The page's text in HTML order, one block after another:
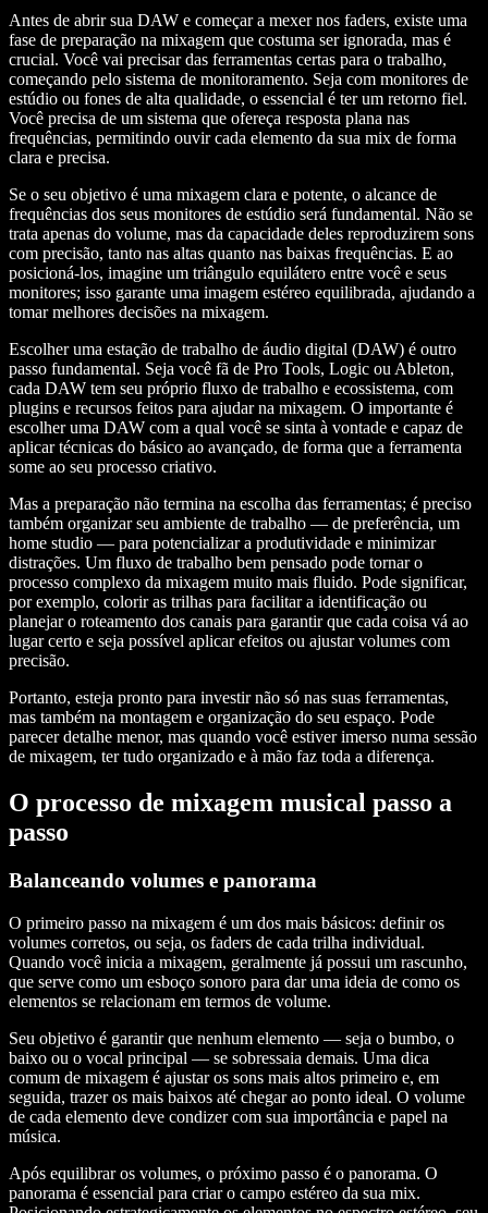
Antes de abrir sua DAW e começar a mexer nos faders, existe uma
fase de preparação na mixagem que costuma ser ignorada, mas é
crucial. Você vai precisar das ferramentas certas para o trabalho,
começando pelo sistema de monitoramento. Seja com monitores de
estúdio ou fones de alta qualidade, o essencial é ter um retorno fiel.
Você precisa de um sistema que ofereça resposta plana nas
frequências, permitindo ouvir cada elemento da sua mix de forma
clara e precisa.
Se o seu objetivo é uma mixagem clara e potente, o alcance de
frequências dos seus monitores de estúdio será fundamental. Não se
trata apenas do volume, mas da capacidade deles reproduzirem sons
com precisão, tanto nas altas quanto nas baixas frequências. E ao
posicioná-los, imagine um triângulo equilátero entre você e seus
monitores; isso garante uma imagem estéreo equilibrada, ajudando a
tomar melhores decisões na mixagem.
Escolher uma estação de trabalho de áudio digital (DAW) é outro
passo fundamental. Seja você fã de Pro Tools, Logic ou Ableton,
cada DAW tem seu próprio fluxo de trabalho e ecossistema, com
plugins e recursos feitos para ajudar na mixagem. O importante é
escolher uma DAW com a qual você se sinta à vontade e capaz de
aplicar técnicas do básico ao avançado, de forma que a ferramenta
some ao seu processo criativo.
Mas a preparação não termina na escolha das ferramentas; é preciso
também organizar seu ambiente de trabalho — de preferência, um
home studio — para potencializar a produtividade e minimizar
distrações. Um fluxo de trabalho bem pensado pode tornar o
processo complexo da mixagem muito mais fluido. Pode significar,
por exemplo, colorir as trilhas para facilitar a identificação ou
planejar o roteamento dos canais para garantir que cada coisa vá ao
lugar certo e seja possível aplicar efeitos ou ajustar volumes com
precisão.
Portanto, esteja pronto para investir não só nas suas ferramentas,
mas também na montagem e organização do seu espaço. Pode
parecer detalhe menor, mas quando você estiver imerso numa sessão
de mixagem, ter tudo organizado e à mão faz toda a diferença.
O processo de mixagem musical passo a
passo
Balanceando volumes e panorama
O primeiro passo na mixagem é um dos mais básicos: definir os
volumes corretos, ou seja, os faders de cada trilha individual.
Quando você inicia a mixagem, geralmente já possui um rascunho,
que serve como um esboço sonoro para dar uma ideia de como os
elementos se relacionam em termos de volume.
Seu objetivo é garantir que nenhum elemento — seja o bumbo, o
baixo ou o vocal principal — se sobressaia demais. Uma dica
comum de mixagem é ajustar os sons mais altos primeiro e, em
seguida, trazer os mais baixos até chegar ao ponto ideal. O volume
de cada elemento deve condizer com sua importância e papel na
música.
Após equilibrar os volumes, o próximo passo é o panorama. O
panorama é essencial para criar o campo estéreo da sua mix.